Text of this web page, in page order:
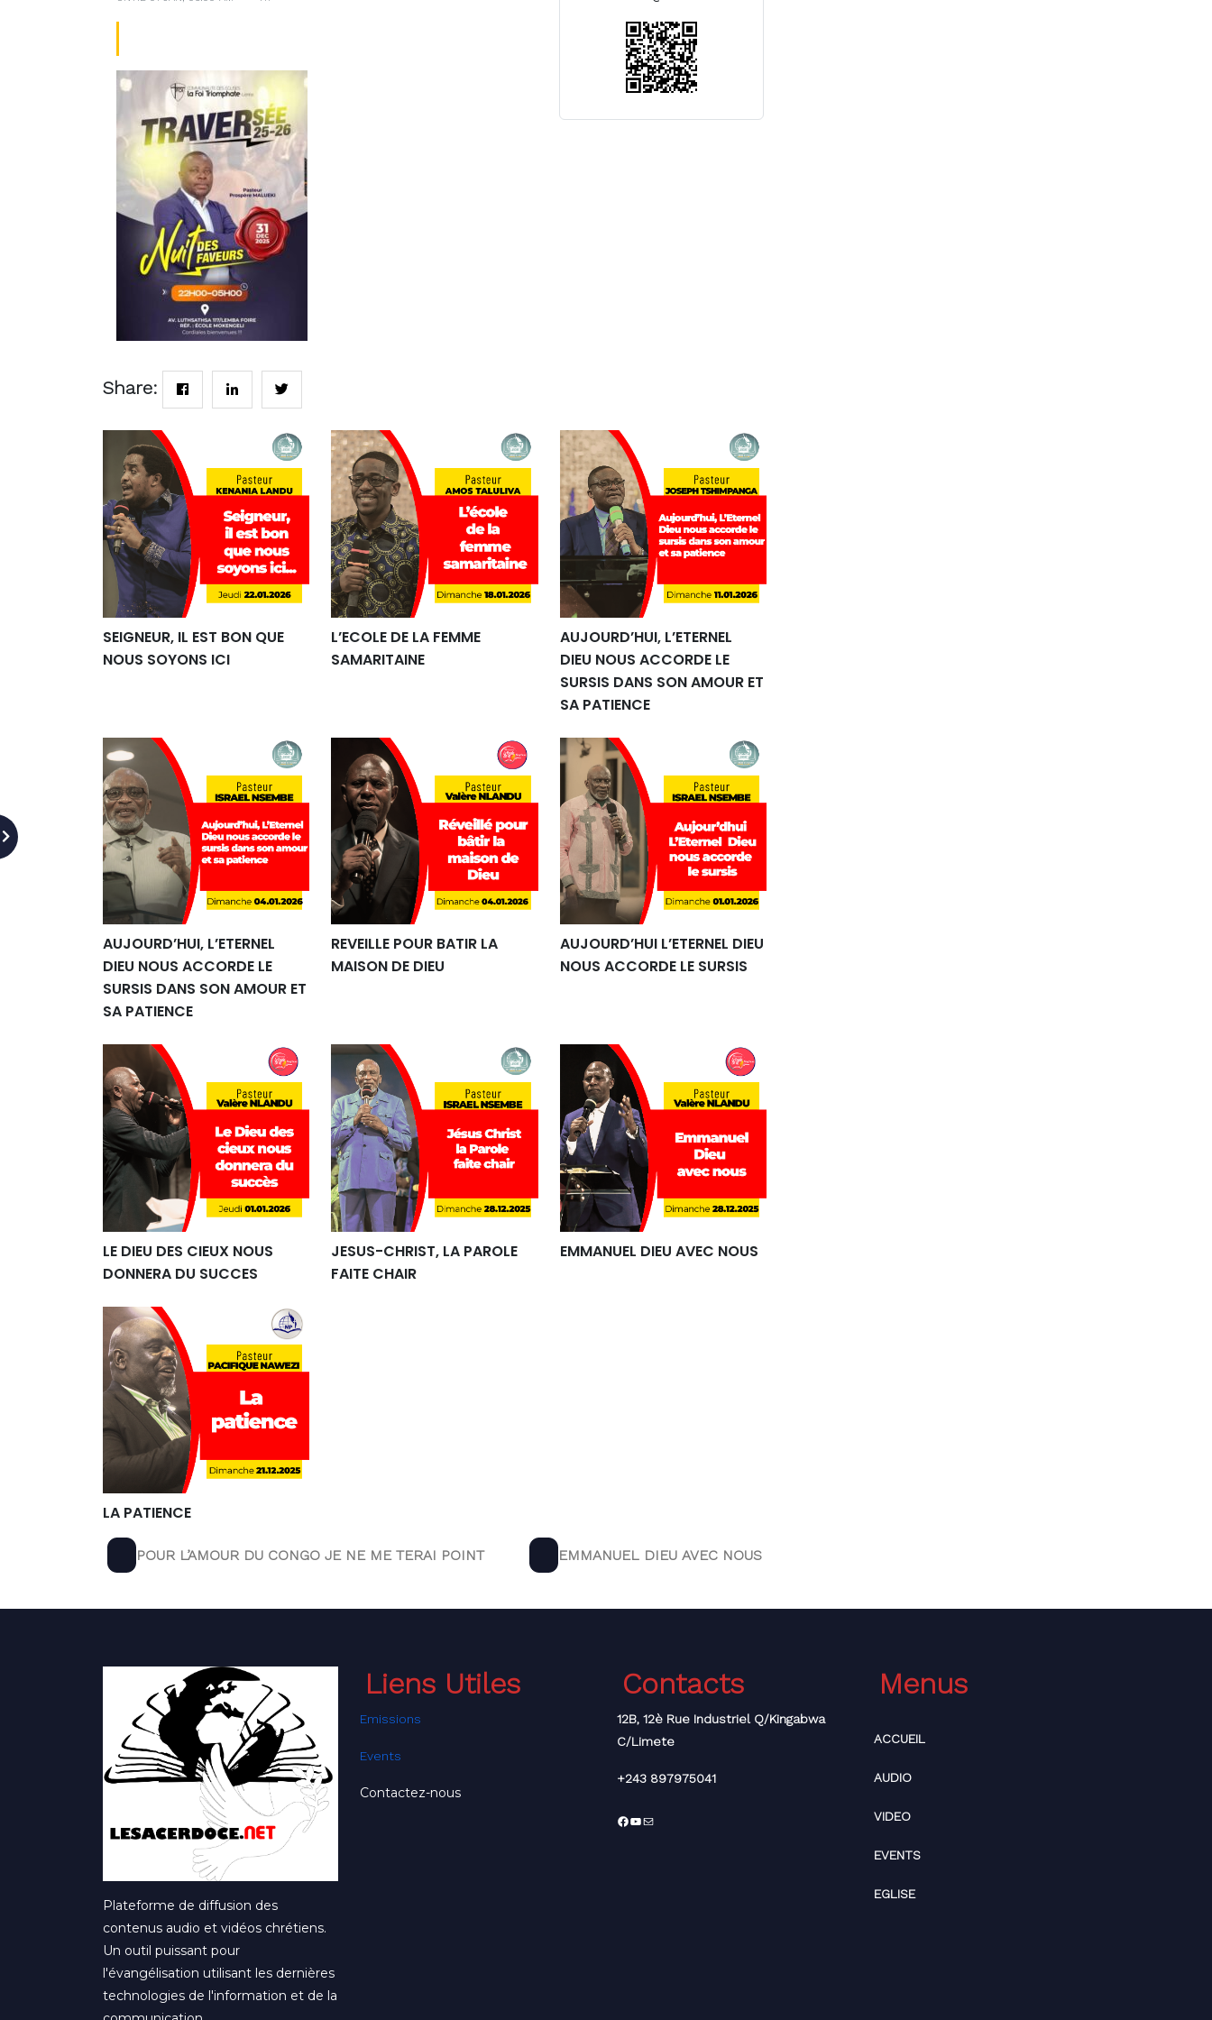
Share:
SEIGNEUR, IL EST BON QUE
NOUS SOYONS ICI
L’ECOLE DE LA FEMME
SAMARITAINE
AUJOURD’HUI, L’ETERNEL
DIEU NOUS ACCORDE LE
SURSIS DANS SON AMOUR ET
SA PATIENCE
AUJOURD’HUI, L’ETERNEL
DIEU NOUS ACCORDE LE
SURSIS DANS SON AMOUR ET
SA PATIENCE
REVEILLE POUR BATIR LA
MAISON DE DIEU
AUJOURD’HUI L’ETERNEL DIEU
NOUS ACCORDE LE SURSIS
LE DIEU DES CIEUX NOUS
DONNERA DU SUCCES
JESUS-CHRIST, LA PAROLE
FAITE CHAIR
EMMANUEL DIEU AVEC NOUS
LA PATIENCE
Navigation
Previous
post:
POUR L’AMOUR DU CONGO JE NE ME TERAI POINT
Next
post:
EMMANUEL DIEU AVEC NOUS
Plateforme de diffusion des
contenus audio et vidéos chrétiens.
Un outil puissant pour
l'évangélisation utilisant les dernières
technologies de l'information et de la
Liens Utiles
Emissions
Events
Contactez-nous
Contacts
12B, 12è Rue Industriel Q/Kingabwa
C/Limete
+243 897975041
Facebook
YouTube
E-
Menus
ACCUEIL
AUDIO
VIDEO
EVENTS
EGLISE